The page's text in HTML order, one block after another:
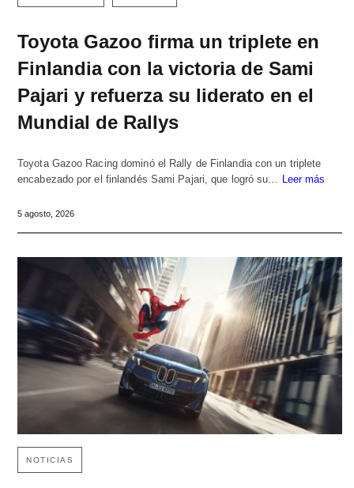
Toyota Gazoo firma un triplete en
Finlandia con la victoria de Sami
Pajari y refuerza su liderato en el
Mundial de Rallys
Toyota Gazoo Racing dominó el Rally de Finlandia con un triplete
encabezado por el finlandés Sami Pajari, que logró su… Leer más
5 agosto, 2026
NOTICIAS